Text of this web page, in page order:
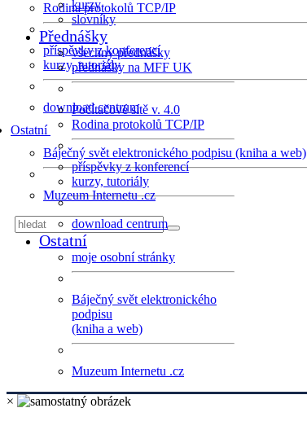
Rodina protokolů TCP/IP
příspěvky z konferencí
kurzy, tutoriály
download centrum
Ostatní
Báječný svět elektronického podpisu (kniha a web)
Muzeum Internetu .cz
kurzy
slovníky
Přednášky
všechny přednášky
přednášky na MFF UK
Počítačové sítě v. 4.0
Rodina protokolů TCP/IP
příspěvky z konferencí
kurzy, tutoriály
download centrum
Ostatní
moje osobní stránky
Báječný svět elektronického
podpisu
(kniha a web)
Muzeum Internetu .cz
×